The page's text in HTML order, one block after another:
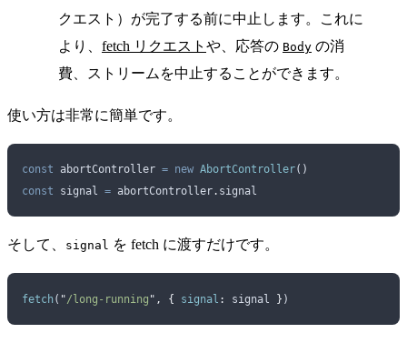
クエスト）が完了する前に中止します。これに
より、 fetch リクエスト や、応答の Body の消
費、ストリームを中止することができます。
使い方は非常に簡単です。
const abortController = new AbortController()
const signal = abortController. signal
そして、 signal を fetch に渡すだけです。
fetch ( "/long-running " , { signal : signal } )